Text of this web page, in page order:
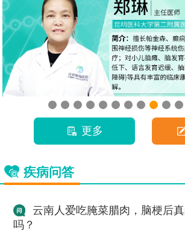
更多
疾病问答
云南人爱吃腌菜腊肉，脑梗后
吗？